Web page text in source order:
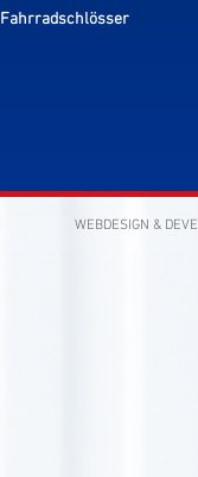
Fahrradschlösser
WEBDESIGN &